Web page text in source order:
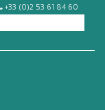
+33 (0)2 53 61 84 60